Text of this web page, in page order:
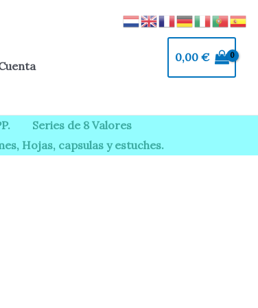
0,00 €
Series de 8 Valores
Hojas, capsulas y estuches.